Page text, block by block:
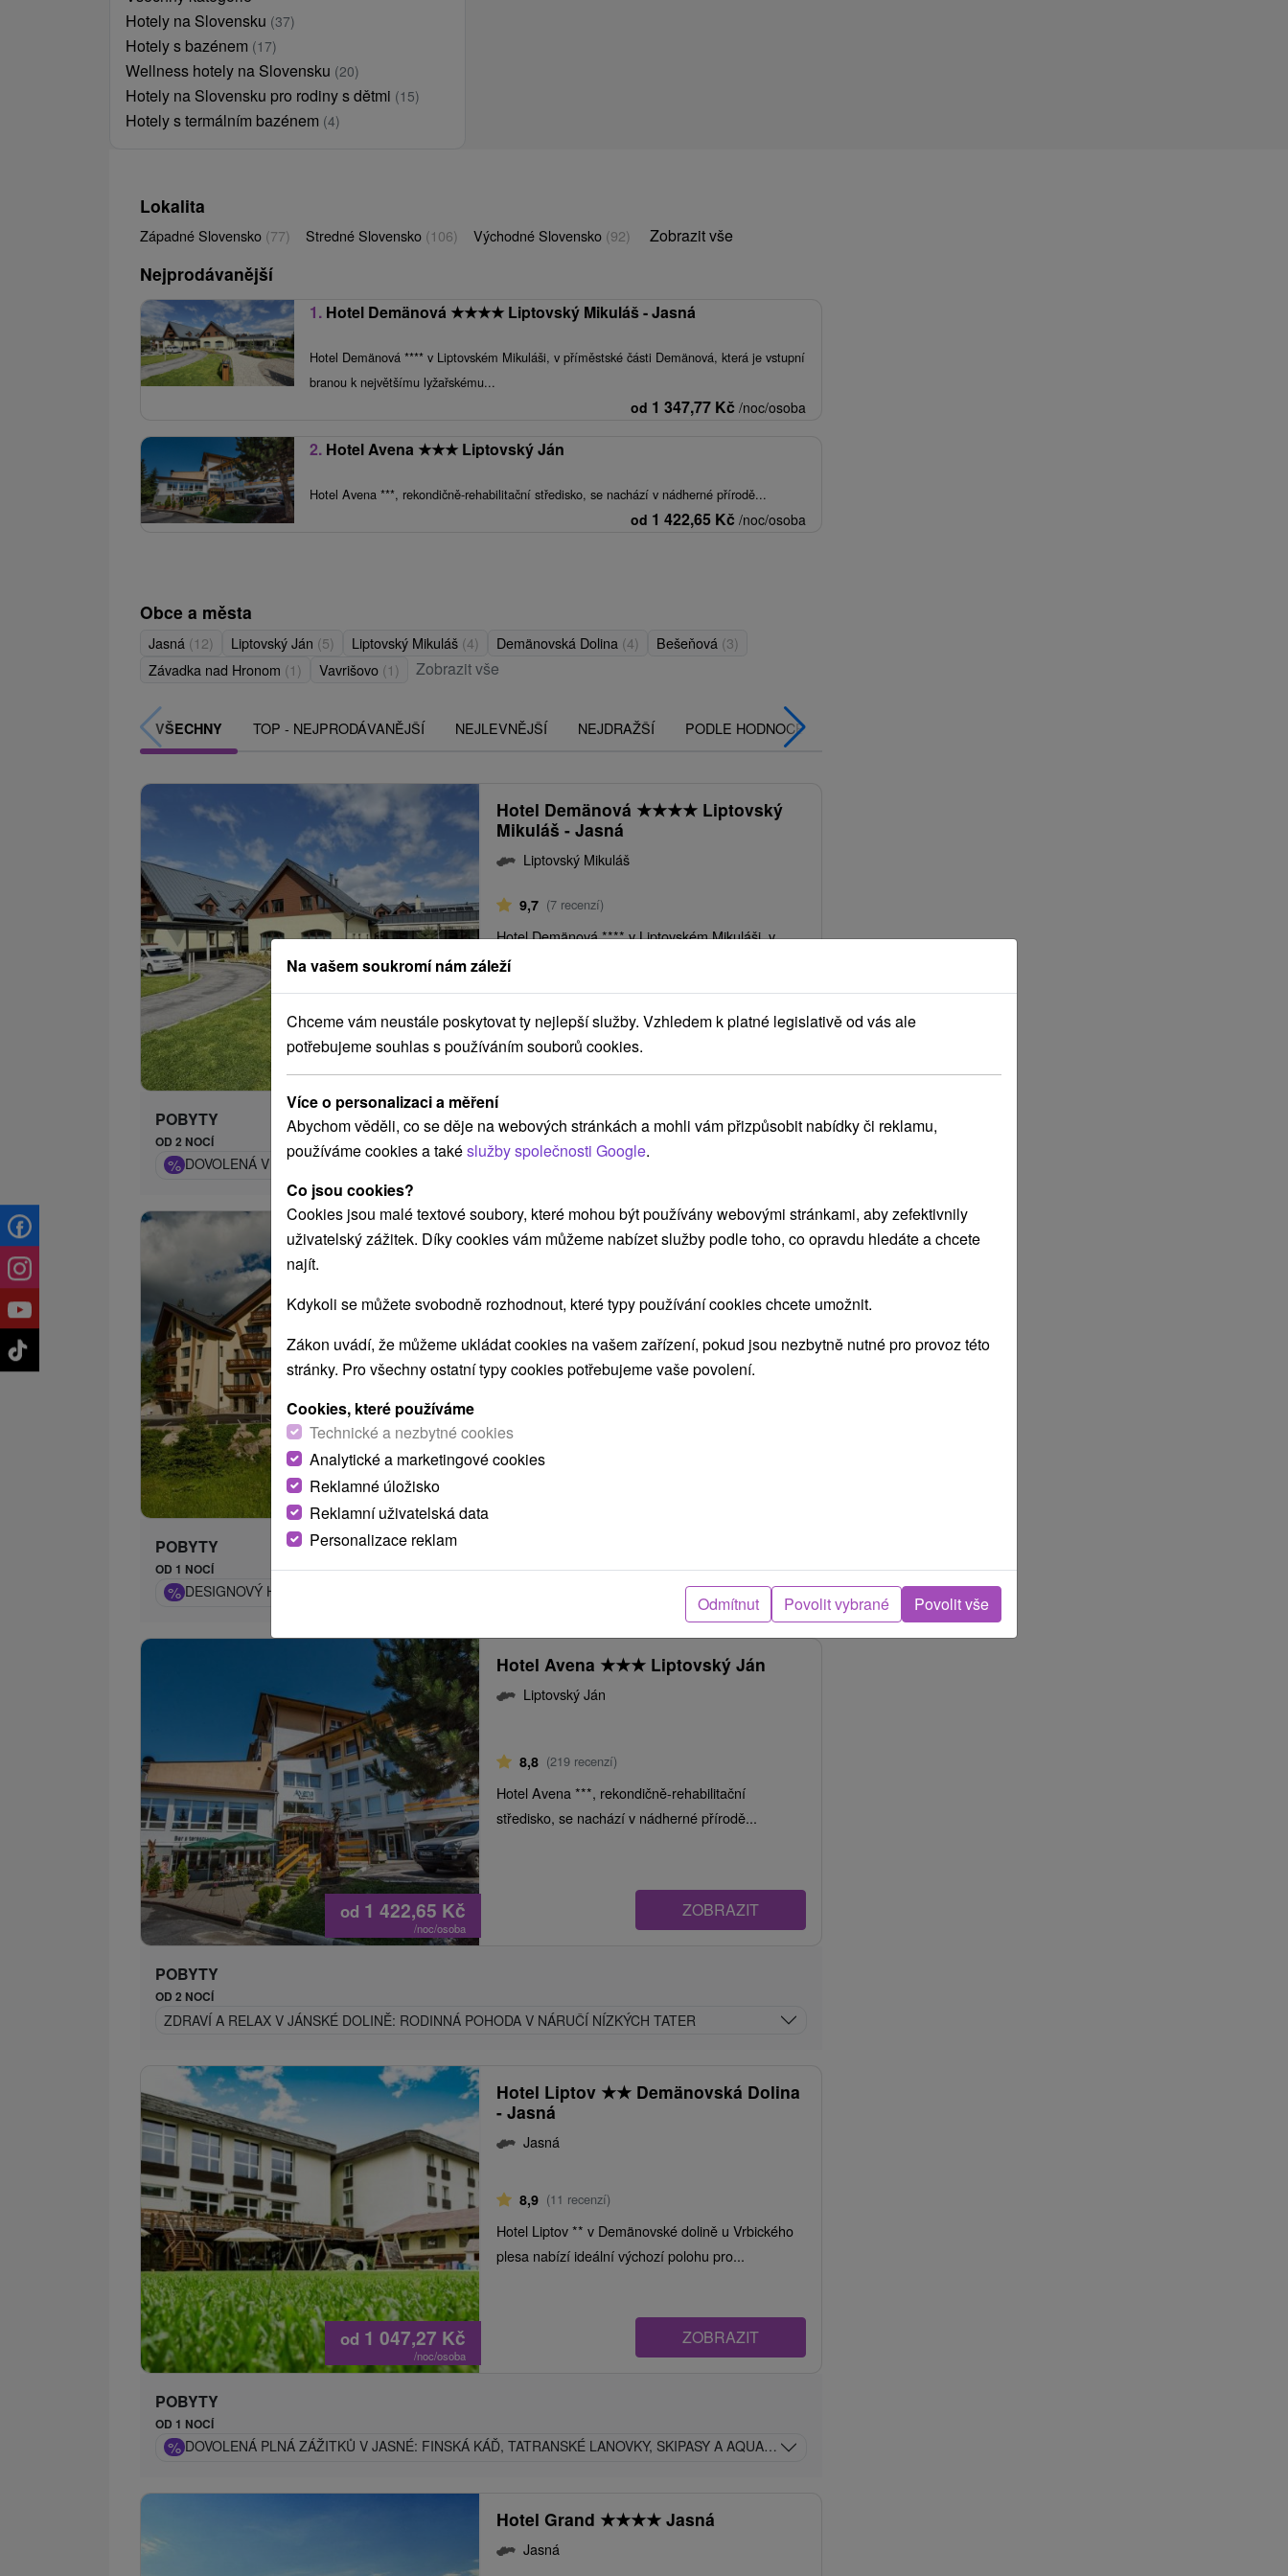
Hotely na Slovensku (37)
Hotely s bazénem (17)
Wellness hotely na Slovensku (20)
Hotely na Slovensku pro rodiny s dětmi (15)
Hotely s termálním bazénem (4)
Lokalita
Západné Slovensko (77) Stredné Slovensko (106) Východné Slovensko (92) Zobrazit vše
Nejprodávanější
1. Hotel Demänová ★★★★ Liptovský Mikuláš - Jasná
Hotel Demänová **** v Liptovském Mikuláši, v příměstské části Demänová, která je vstupní
branou k největšímu lyžařskému...
od 1 347,77 Kč /noc/osoba
2. Hotel Avena ★★★ Liptovský Ján
Hotel Avena ***, rekondičně-rehabilitační středisko, se nachází v nádherné přírodě...
od 1 422,65 Kč /noc/osoba
Obce a města
Jasná (12) Liptovský Ján (5) Liptovský Mikuláš (4) Demänovská Dolina (4) Bešeňová (3)
Závadka nad Hronom (1) Vavrišovo (1) Zobrazit vše
VŠECHNY TOP - NEJPRODÁVANĚJŠÍ NEJLEVNĚJŠÍ NEJDRAŽŠÍ PODLE HODNOCENÍ
od1 347,77Kč
/noc/osoba
Hotel Demänová ★★★★ Liptovský
Mikuláš - Jasná
Liptovský Mikuláš
9,7 (7 recenzí)
Hotel Demänová **** v Liptovském Mikuláši, v
příměstské části Demänová, která je vstupní
POBYTY
OD 2 NOCÍ
% DOVOLENÁ V NÍZKÝCH TATRÁCH: HORSKÝ ODPOČINEK A MODERNÍ WELLNESS CENTRUM S FINSKOU A PARNÍ SAUNOU
od1 592,87
Boutique Hotel Pošta★★★★Jasná
Boutique Hotel Pošta **** se nachází překrásné
přírodě, na konci Demänovské doliny, přímo u
POBYTY
OD 1 NOCÍ
% DESIGNOVÝ HOTEL POŠTA V JASNÉ: ŠTYLOVÉ WELLNESS, LANOVKY, SKIPASY A AQUAPARKY V CENĚ
od 1 422,65 Kč
/noc/osoba
Hotel Avena ★★★ Liptovský Ján
Liptovský Ján
8,8 (219 recenzí)
Hotel Avena ***, rekondičně-rehabilitační
středisko, se nachází v nádherné přírodě...
ZOBRAZIT
POBYTY
OD 2 NOCÍ
ZDRAVÍ A RELAX V JÁNSKÉ DOLINĚ: RODINNÁ POHODA V NÁRUČÍ NÍZKÝCH TATER
od 1 047,27 Kč
/noc/osoba
Hotel Liptov ★★ Demänovská Dolina
- Jasná
Jasná
8,9 (11 recenzí)
Hotel Liptov ** v Demänovské dolině u Vrbického
plesa nabízí ideální výchozí polohu pro...
ZOBRAZIT
POBYTY
OD 1 NOCÍ
% DOVOLENÁ PLNÁ ZÁŽITKŮ V JASNÉ: FINSKÁ KÁĎ, TATRANSKÉ LANOVKY, SKIPASY A AQUAPARKY V CENĚ
Hotel Grand ★★★★ Jasná
Jasná
Na vašem soukromí nám záleží
Chceme vám neustále poskytovat ty nejlepší služby. Vzhledem k platné legislativě od vás ale
potřebujeme souhlas s používáním souborů cookies.
Více o personalizaci a měření
Abychom věděli, co se děje na webových stránkách a mohli vám přizpůsobit nabídky či reklamu,
používáme cookies a takéslužby společnosti Google.
Co jsou cookies?
Cookies jsou malé textové soubory, které mohou být používány webovými stránkami, aby zefektivnily
uživatelský zážitek. Díky cookies vám můžeme nabízet služby podle toho, co opravdu hledáte a chcete
najít.
Kdykoli se můžete svobodně rozhodnout, které typy používání cookies chcete umožnit.
Zákon uvádí, že můžeme ukládat cookies na vašem zařízení, pokud jsou nezbytně nutné pro provoz této
stránky. Pro všechny ostatní typy cookies potřebujeme vaše povolení.
Cookies, které používáme
Technické a nezbytné cookies
Analytické a marketingové cookies
Reklamné úložisko
Reklamní uživatelská data
Personalizace reklam
Odmítnut Povolit vybrané Povolit vše